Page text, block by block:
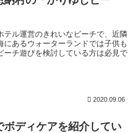
ル運営のきれいなビーチで、近隣
あるウォーターランドでは子供も
チ遊びを検討している方は必見で
2020.09.06
ディケアを紹介してい